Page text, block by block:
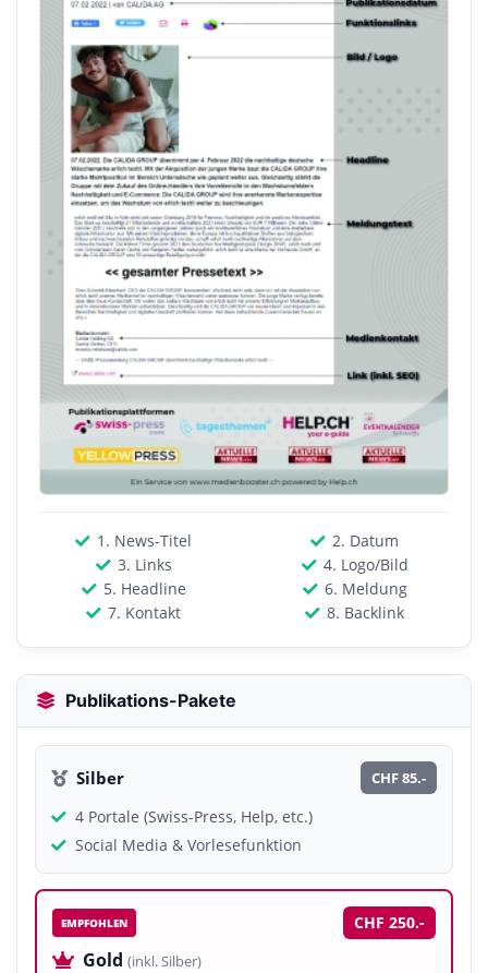
1. News-Titel
2. Datum
3. Links
4. Logo/Bild
5. Headline
6. Meldung
7. Kontakt
8. Backlink
Publikations-Pakete
Silber CHF 85.-
4 Portale (Swiss-Press, Help, etc.)
Social Media & Vorlesefunktion
EMPFOHLEN CHF 250.-
Gold (inkl. Silber)